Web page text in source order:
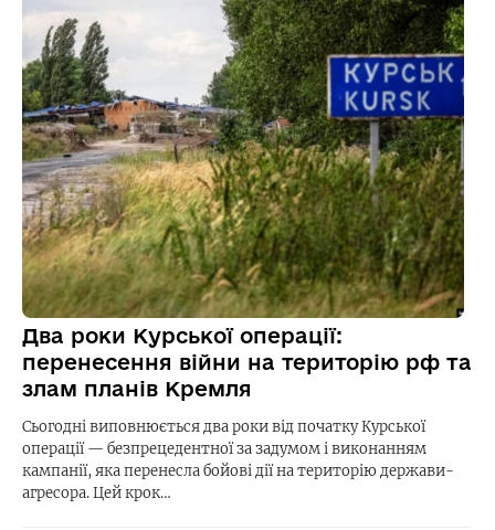
Два роки Курської операції:
перенесення війни на територію рф та
злам планів Кремля
Сьогодні виповнюється два роки від початку Курської
операції — безпрецедентної за задумом і виконанням
кампанії, яка перенесла бойові дії на територію держави-
агресора. Цей крок…